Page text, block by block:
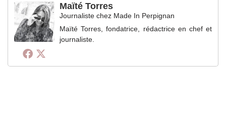
Maïté Torres
Journaliste chez Made In Perpignan
Maïté Torres, fondatrice, rédactrice en chef et
journaliste.